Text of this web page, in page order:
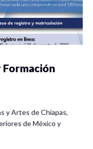
y Artes de Chiapas,
de México y